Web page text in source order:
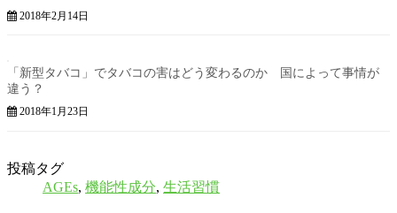
2018年2月14日
「新型タバコ」でタバコの害はどう変わるのか 国によって事情が
違う？
2018年1月23日
投稿タグ
AGEs, 機能性成分, 生活習慣